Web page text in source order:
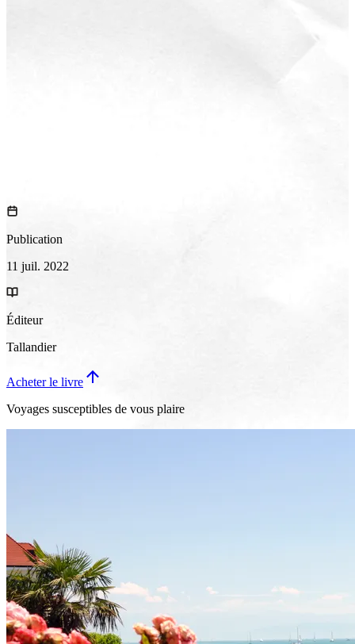
Publication
11 juil. 2022
Éditeur
Tallandier
Acheter le livre
Voyages susceptibles de vous plaire